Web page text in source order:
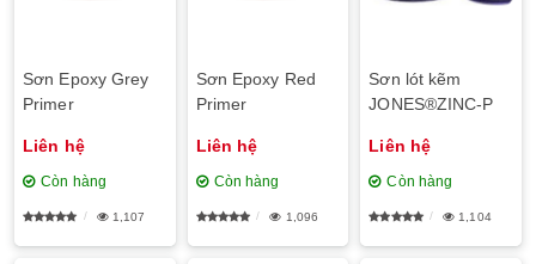
Sơn Epoxy Grey
Primer
Liên hệ
Còn hàng
1,107
Sơn Epoxy Red
Primer
Liên hệ
Còn hàng
1,096
Sơn lót kẽm
JONES®ZINC-P
Liên hệ
Còn hàng
1,104